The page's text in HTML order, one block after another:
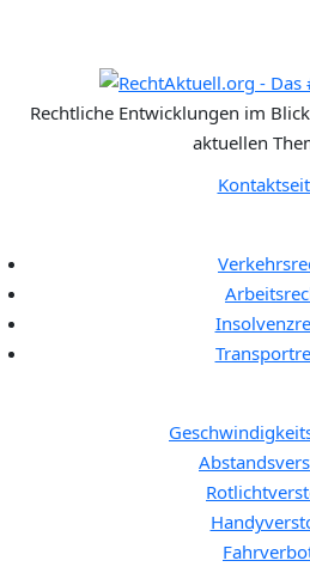
Rechtliche Entwicklungen im
aktuellen